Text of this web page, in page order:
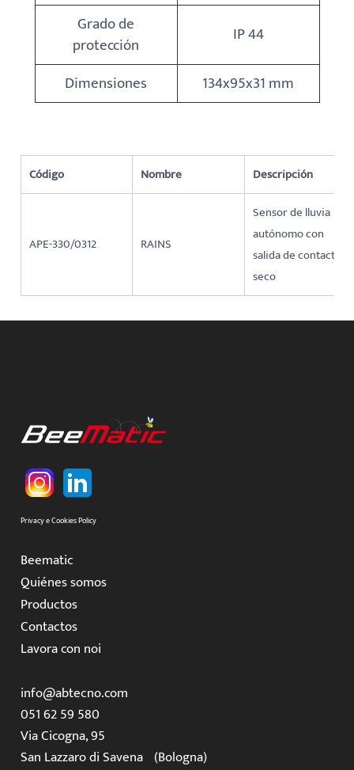
Grado de
protección
IP 44
Dimensiones
134x95x31 mm
Código Nombre Descripción
APE-330/0312 RAINS
Sensor de lluvia
autónomo con
salida de contacto
seco
Privacy e Cookies Policy
Beematic
Quiénes somos
Productos
Contactos
Lavora con noi
info@abtecno.com
051 62 59 580
Via Cicogna, 95
San Lazzaro di Savena (Bologna)